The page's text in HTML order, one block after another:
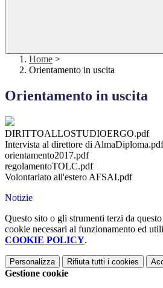
Home >
Orientamento in uscita
Orientamento in uscita
DIRITTOALLOSTUDIOERGO.pdf
Intervista al direttore di AlmaDiploma.pdf
orientamento2017.pdf
regolamentoTOLC.pdf
Volontariato all'estero AFSAI.pdf
Notizie
Questo sito o gli strumenti terzi da
cookie necessari al funzionamento ed
COOKIE POLICY.
Personalizza Rifiuta tutti i cookies
Gestione cookie